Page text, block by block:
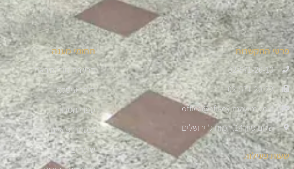
פרטי התקשרות
02-571-20-10
02-571-20-22
office@afikey-mayim.co.il
שלום סיון 14, רמות ג' ירושלים
שעות פעילות
תחומי מענה
הכשרת מורי הוראה
היתר עיסקא
ספרי המכון
כנסים רפואיים
שיעורים